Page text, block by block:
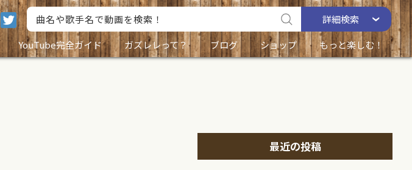
詳細検索
YouTube完全ガイド ガズレレって？ ブログ ショップ もっと楽しむ！
最近の投稿